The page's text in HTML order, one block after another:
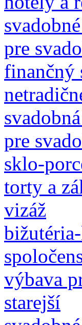
pre
finančný
pre
sklo-
torty a
vizáž
výbava
starejší